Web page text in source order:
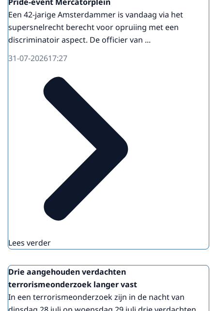
Een 42-jarige Amsterdammer is vandaag via het
supersnelrecht berecht voor opruiing met een
discriminatoir aspect. De officier van ...
31-07-202617:27
Lees verder
Drie aangehouden verdachten
terrorismeonderzoek langer vast
In een terrorismeonderzoek zijn in de nacht van